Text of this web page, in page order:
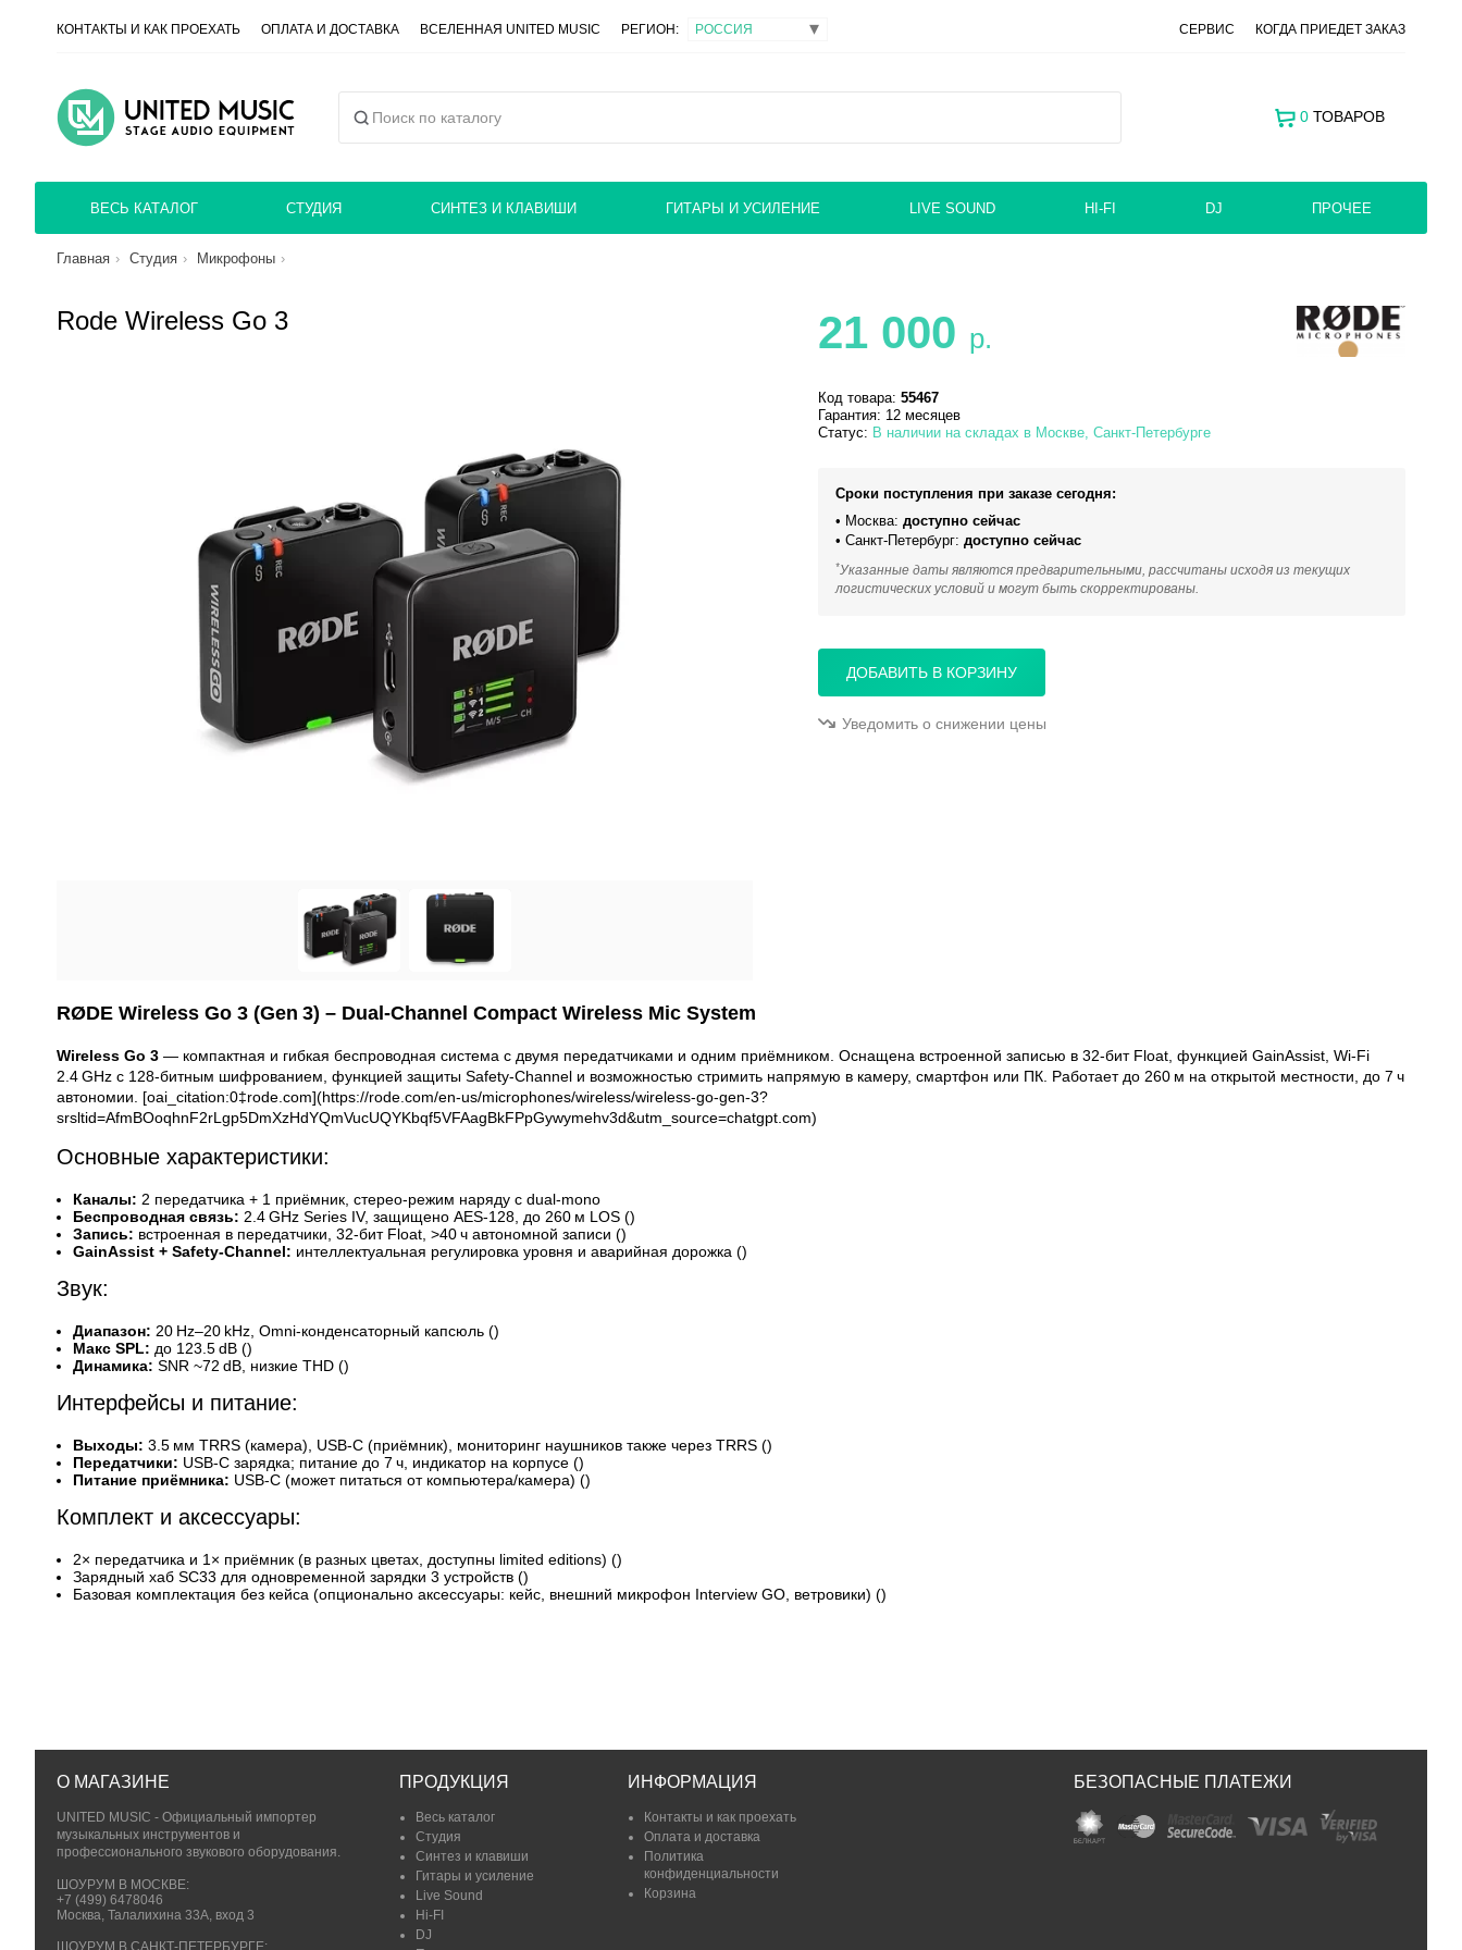
КОНТАКТЫ И КАК ПРОЕХАТЬ ОПЛАТА И ДОСТАВКА ВСЕЛЕННАЯ UNITED MUSIC РЕГИОН: СЕРВИС КОГДА ПРИЕДЕТ ЗАКАЗ
0 ТОВАРОВ
ВЕСЬ КАТАЛОГ СТУДИЯ СИНТЕЗ И КЛАВИШИ ГИТАРЫ И УСИЛЕНИЕ LIVE SOUND HI-FI DJ ПРОЧЕЕ
Главная Студия Микрофоны
Rode Wireless Go 3 21 000 р.
Код товара: 55467
Гарантия: 12 месяцев
Статус: В наличии на складах в Москве, Санкт-Петербурге
Сроки поступления при заказе сегодня:
• Москва: доступно сейчас
• Санкт-Петербург: доступно сейчас
*Указанные даты являются предварительными, рассчитаны исходя из текущих
логистических условий и могут быть скорректированы.
ДОБАВИТЬ В КОРЗИНУ
Уведомить о снижении цены
RØDE Wireless Go 3 (Gen 3) – Dual‑Channel Compact Wireless Mic System
Wireless Go 3 — компактная и гибкая беспроводная система с двумя передатчиками и одним приёмником. Оснащена встроенной записью в 32‑бит Float, функцией GainAssist, Wi‑Fi
2.4 GHz с 128‑битным шифрованием, функцией защиты Safety‑Channel и возможностью стримить напрямую в камеру, смартфон или ПК. Работает до 260 м на открытой местности, до 7 ч
автономии. [oai_citation:0‡rode.com](https://rode.com/en-us/microphones/wireless/wireless-go-gen-3?
srsltid=AfmBOoqhnF2rLgp5DmXzHdYQmVucUQYKbqf5VFAagBkFPpGywymehv3d&utm_source=chatgpt.com)
Основные характеристики:
Каналы: 2 передатчика + 1 приёмник, стерео‑режим наряду с dual‑mono
Беспроводная связь: 2.4 GHz Series IV, защищено AES‑128, до 260 м LOS ()
Запись: встроенная в передатчики, 32‑бит Float, >40 ч автономной записи ()
GainAssist + Safety‑Channel: интеллектуальная регулировка уровня и аварийная дорожка ()
Звук:
Диапазон: 20 Hz–20 kHz, Omni‑конденсаторный капсюль ()
Макс SPL: до 123.5 dB ()
Динамика: SNR ~72 dB, низкие THD ()
Интерфейсы и питание:
Выходы: 3.5 мм TRRS (камера), USB‑C (приёмник), мониторинг наушников также через TRRS ()
Передатчики: USB‑C зарядка; питание до 7 ч, индикатор на корпусе ()
Питание приёмника: USB‑C (может питаться от компьютера/камера) ()
Комплект и аксессуары:
2× передатчика и 1× приёмник (в разных цветах, доступны limited editions) ()
Зарядный хаб SC33 для одновременной зарядки 3 устройств ()
Базовая комплектация без кейса (опционально аксессуары: кейс, внешний микрофон Interview GO, ветровики) ()
О МАГАЗИНЕ
UNITED MUSIC - Официальный импортер
музыкальных инструментов и
профессионального звукового оборудования.
ШОУРУМ В МОСКВЕ:
+7 (499) 6478046
Москва, Талалихина 33А, вход 3
ШОУРУМ В САНКТ-ПЕТЕРБУРГЕ:
ПРОДУКЦИЯ
Весь каталог
Студия
Синтез и клавиши
Гитары и усиление
Live Sound
Hi-FI
DJ
ИНФОРМАЦИЯ
Контакты и как проехать
Оплата и доставка
Политика
конфиденциальности
Корзина
БЕЗОПАСНЫЕ ПЛАТЕЖИ